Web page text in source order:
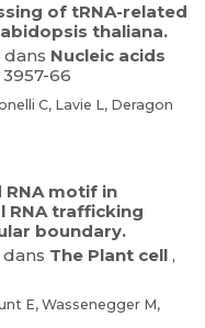
of tRNA-related
thaliana.
Nucleic acids
66
C, Lavie L, Deragon
motif in
RNA trafficking
boundary.
The Plant cell ,
E, Wassenegger M,